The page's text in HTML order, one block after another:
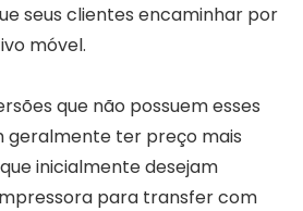
seus clientes encaminhar por
móvel.
que não possuem esses
geralmente ter preço mais
inicialmente desejam
para transfer com